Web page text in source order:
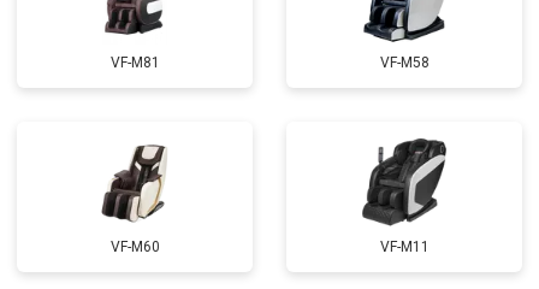
VF-M81 VF-M58
VF-M60 VF-M11